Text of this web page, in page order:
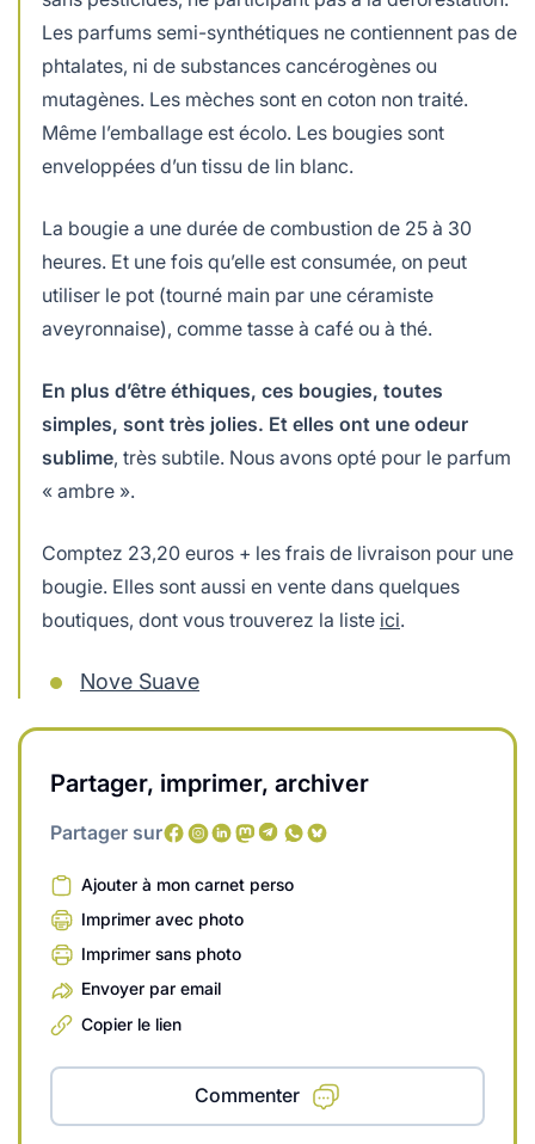
Les parfums semi-synthétiques ne contiennent pas de
phtalates, ni de substances cancérogènes ou
mutagènes. Les mèches sont en coton non traité.
Même l’emballage est écolo. Les bougies sont
enveloppées d’un tissu de lin blanc.
La bougie a une durée de combustion de 25 à 30
heures. Et une fois qu’elle est consumée, on peut
utiliser le pot (tourné main par une céramiste
aveyronnaise), comme tasse à café ou à thé.
En plus d’être éthiques, ces bougies, toutes
simples, sont très jolies. Et elles ont une odeur
sublime, très subtile. Nous avons opté pour le parfum
« ambre ».
Comptez 23,20 euros + les frais de livraison pour une
bougie. Elles sont aussi en vente dans quelques
boutiques, dont vous trouverez la liste ici.
Nove Suave
Partager, imprimer, archiver
Partager sur
Ajouter à mon carnet perso
Imprimer avec photo
Imprimer sans photo
Envoyer par email
Copier le lien
Commenter